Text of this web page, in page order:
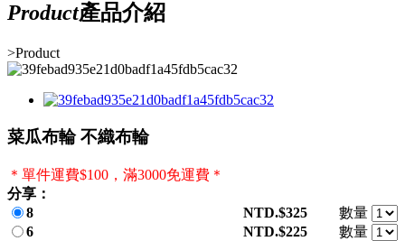
Product產品介紹
>Product
菜瓜布輪 不織布輪
＊單件運費$100，滿3000免運費＊
分享：
8
NTD.$325
數量
6
NTD.$225
數量